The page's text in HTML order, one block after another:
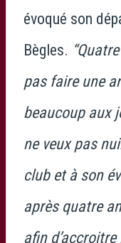
évoqué son
Bègles.
pas faire une
beaucoup aux
ne veux pas
club et à son
après quatre
afin